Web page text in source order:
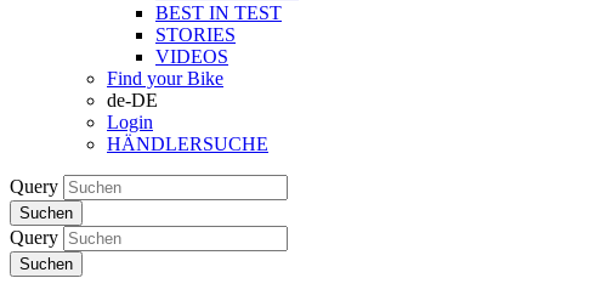
BEST IN TEST
STORIES
VIDEOS
Find your Bike
de-DE
Login
HÄNDLERSUCHE
Query
Suchen
Query
Suchen